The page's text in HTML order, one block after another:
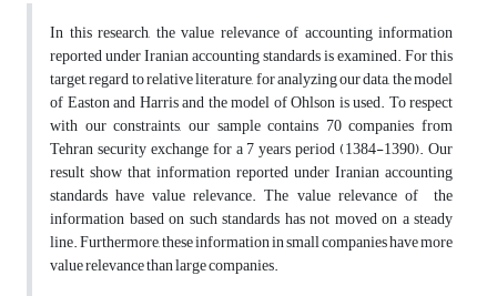
In this research, the value relevance of accounting information
reported under Iranian accounting standards is examined. For this
target, regard to relative literature, for analyzing our data, the model
of Easton and Harris and the model of Ohlson is used. To respect
with our constraints, our sample contains 70 companies from
Tehran security exchange for a 7 years period (1384-1390). Our
result show that information reported under Iranian accounting
standards have value relevance. The value relevance of the
information based on such standards has not moved on a steady
line. Furthermore, these information in small companies have more
value relevance than large companies.